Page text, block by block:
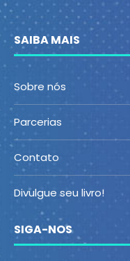
SAIBA MAIS
Sobre nós
Parcerias
Contato
Divulgue seu livro!
SIGA-NOS